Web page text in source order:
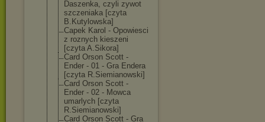
Daszenka, czyli zywot
szczeniaka [czyta
B.Kutylowska]
Capek Karol - Opowiesci
z roznych kieszeni
[czyta A.Sikora]
Card Orson Scott -
Ender - 01 - Gra Endera
[czyta R.Siemianowski]
Card Orson Scott -
Ender - 02 - Mowca
umarlych [czyta
R.Siemianowski]
Card Orson Scott - Gra